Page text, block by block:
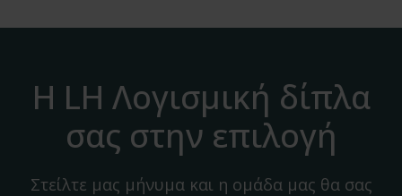
Η LH Λογισμική δίπλα
σας στην επιλογή
Στείλτε μας μήνυμα και η ομάδα μας θα σας